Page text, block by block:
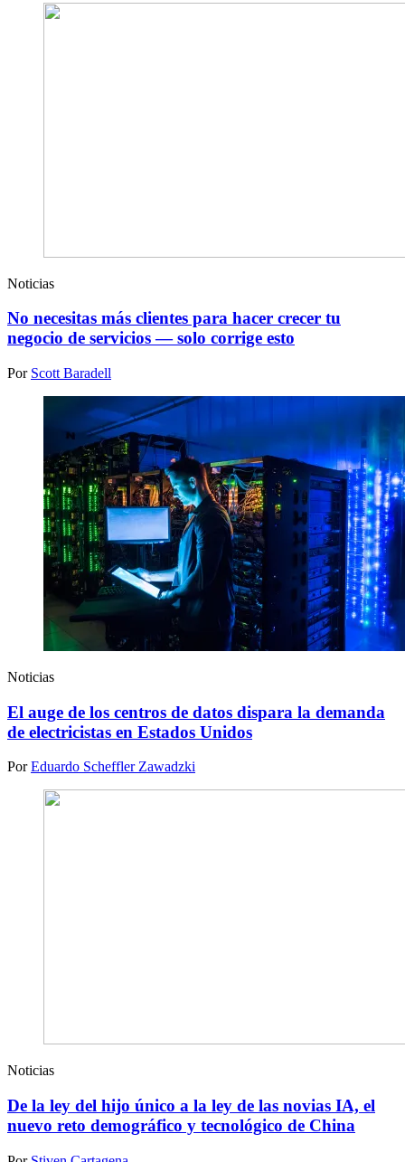
Noticias
No necesitas más clientes para hacer crecer tu
negocio de servicios — solo corrige esto
Por Scott Baradell
Noticias
El auge de los centros de datos dispara la demanda
de electricistas en Estados Unidos
PorEduardo Scheffler Zawadzki
Noticias
De la ley del hijo único a la ley de las novias IA, el
nuevo reto demográfico y tecnológico de China